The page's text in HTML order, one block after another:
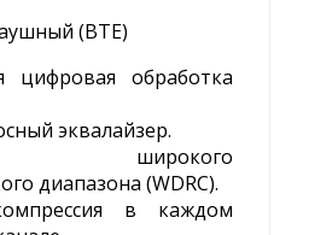
(BTE)
цифровая обработка
эквалайзер.
широкого
диапазона (WDRC).
в каждом